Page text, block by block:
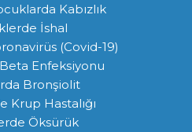
Kabızlık
İshal
(Covid-19)
Enfeksiyonu
Bronşiolit
Krup Hastalığı
Öksürük